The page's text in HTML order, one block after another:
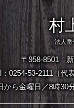
村
法人
〒958-8501 新
：0254-53-2111（代
から金曜日／8時30